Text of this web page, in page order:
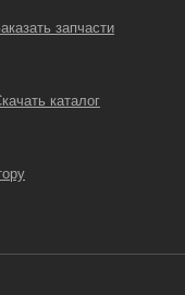
запчасти
каталог